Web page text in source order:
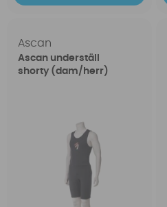
Ascan
Ascan underställ
shorty (dam/herr)